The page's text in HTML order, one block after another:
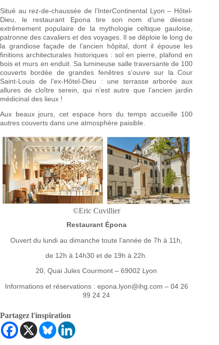
Situé au rez-de-chaussée de l’InterContinental Lyon – Hôtel-
Dieu, le restaurant Epona tire son nom d’une déesse
extrêmement populaire de la mythologie celtique gauloise,
patronne des cavaliers et des voyages. Il se déploie le long de
la grandiose façade de l’ancien hôpital, dont il épouse les
finitions architecturales historiques : sol en pierre, plafond en
bois et murs en enduit. Sa lumineuse salle traversante de 100
couverts bordée de grandes fenêtres s’ouvre sur la Cour
Saint-Louis de l’ex-Hôtel-Dieu : une terrasse arborée aux
allures de cloître serein, qui n’est autre que l’ancien jardin
médicinal des lieux !
Aux beaux jours, cet espace hors du temps accueille 100
autres couverts dans une atmosphère paisible.
©Eric Cuvillier
Restaurant Épona
Ouvert du lundi au dimanche toute l’année de 7h à 11h,
de 12h à 14h30 et de 19h à 22h.
20, Quai Jules Courmont – 69002 Lyon
Informations et réservations : epona.lyon@ihg.com – 04 26
99 24 24
Partagez l'inspiration